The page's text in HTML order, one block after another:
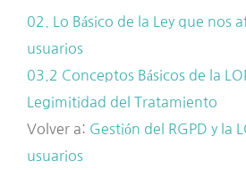
02. Lo Básico de la Ley que nos
usuarios
03.2 Conceptos Básicos de la
Legimitidad del Tratamiento
Volver a: Gestión del RGPD y la
usuarios